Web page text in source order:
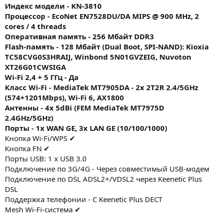
Индекс модели - KN-3810
Процессор - EcoNet EN7528DU/DA MIPS @ 900 MHz, 2
cores / 4 threads
Оперативная память - 256 Мбайт DDR3
Flash-память - 128 Мбайт (Dual Boot, SPI-NAND): Kioxia
TC58CVG0S3HRAIJ, Winbond 5N01GVZEIG, Nuvoton
XT26G01CWSIGA
Wi-Fi 2,4 + 5 ГГц - Да
Класс Wi-Fi - MediaTek MT7905DA - 2x 2T2R 2.4/5GHz
(574+1201Mbps), Wi-Fi 6, AX1800
Антенны - 4x 5dBi (FEM MediaTek MT7975D
2.4GHz/5GHz)
Порты - 1x WAN GE, 3x LAN GE (10/100/1000)
Кнопка Wi-Fi/WPS ✔
Кнопка FN ✔
Порты USB: 1 x USB 3.0
Подключение по 3G/4G - Через совместимый USB-модем
Подключение по DSL ADSL2+/VDSL2 через Keenetic Plus
DSL
Поддержка телефонии - C Keenetic Plus DECT
Mesh Wi-Fi-система ✔